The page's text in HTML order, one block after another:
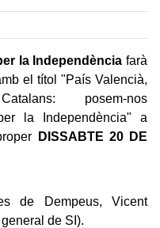
la Independència farà
el títol "País Valencià,
posem-nos
la Independència" a
DISSABTE 20 DE
de Dempeus, Vicent
de SI).